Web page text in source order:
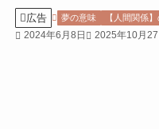
広告 夢の意味 【人間関係
2024年6月8日 2025年10月27